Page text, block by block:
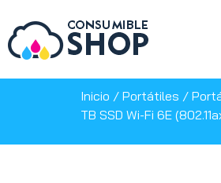
Inicio / Portátiles /
TB SSD Wi-Fi 6E